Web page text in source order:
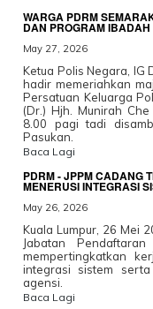
WARGA PDRM
DAN PROGRAM
May 27, 2026
Ketua Polis Negara, IG
hadir memeriahkan
Persatuan Keluarga
(Dr.) Hjh. Munirah
8.00 pagi tadi
Pasukan.
Baca Lagi
PDRM - JPPM CADANG
MENERUSI INTEGRASI
May 26, 2026
Kuala Lumpur, 26 Mei
Jabatan
mempertingkatkan
integrasi sistem
agensi.
Baca Lagi